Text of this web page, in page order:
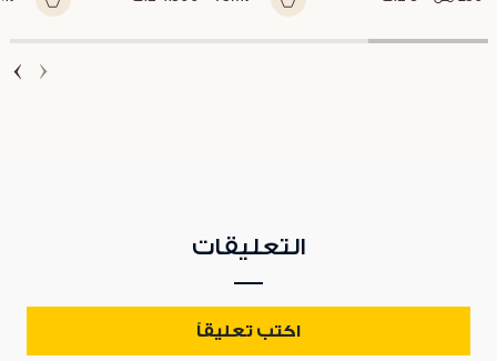
التعليقات
اكتب تعليقاً